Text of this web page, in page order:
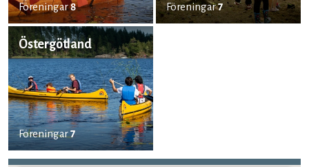
Föreningar8 Föreningar7
Östergötland
Föreningar7